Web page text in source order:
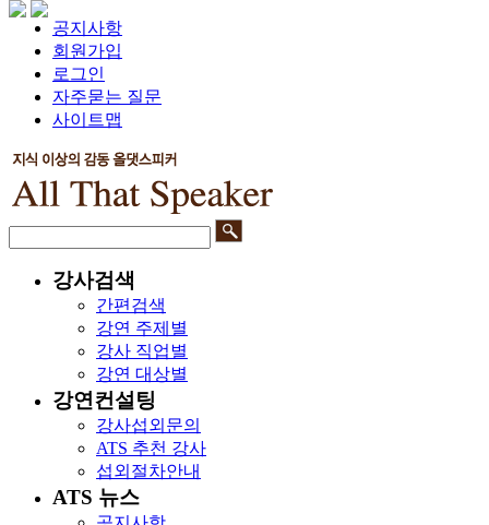
공지사항
회원가입
로그인
자주묻는 질문
사이트맵
강사검색
간편검색
강연 주제별
강사 직업별
강연 대상별
강연컨설팅
강사섭외문의
ATS 추천 강사
섭외절차안내
ATS 뉴스